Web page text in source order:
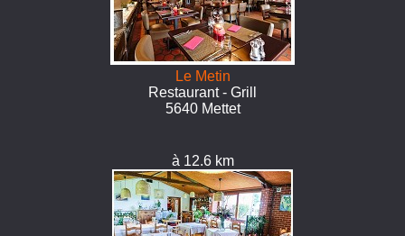
Le Metin
Restaurant - Grill
5640 Mettet
à 12.6 km